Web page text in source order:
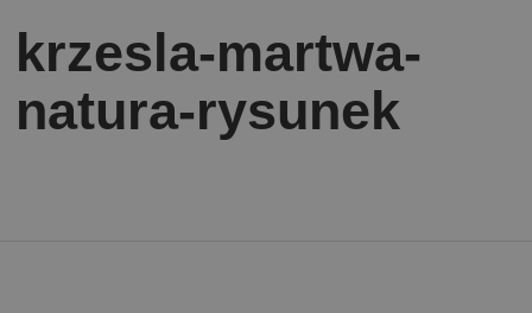
krzesla-martwa-
natura-rysunek